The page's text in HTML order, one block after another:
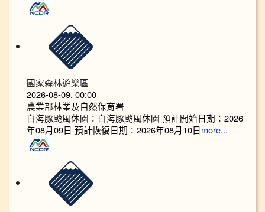
國家森林遊樂區
2026-08-09, 00:00
農業部林業及自然保育署
白海豚颱風休園：白海豚颱風休園 預計開始日期：2026
年08月09日 預計恢復日期：2026年08月10日 more...